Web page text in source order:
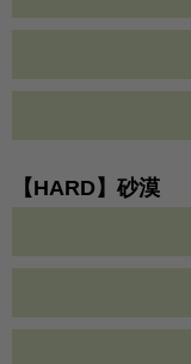
【HARD】砂漠